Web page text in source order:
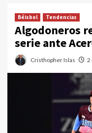
Béisbol Tendencias
Algodoneros
serie ante
Cristhopher Islas 2